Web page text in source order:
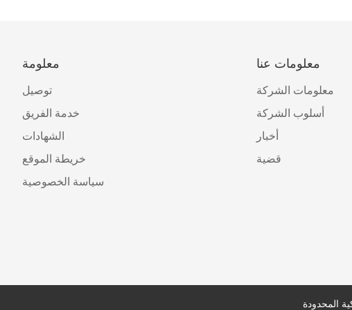
معلومة
توصيل
خدمة الفريق
الشهادات
خريطة الموقع
سياسة الخصوصية
معلومات عنا
معلومات الشركة
أسلوب الشركة
أخبار
قضية